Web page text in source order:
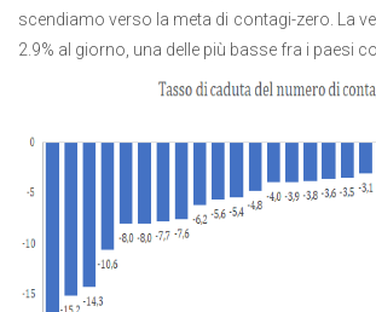
scendiamo verso la meta di contagi-zero. La
2.9% al giorno, una delle più basse fra i paesi